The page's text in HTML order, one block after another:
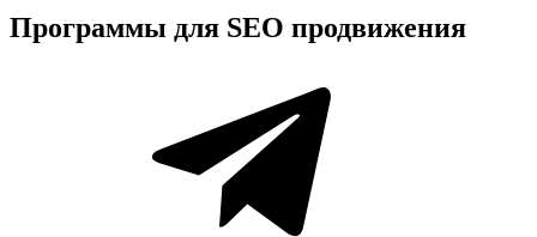
Программы для SEO продвижения